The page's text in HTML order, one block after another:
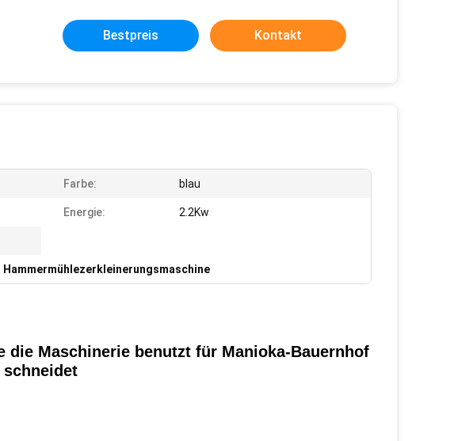
Bestpreis Kontakt
Farbe: blau
Energie: 2.2Kw
Hammermühlezerkleinerungsmaschine
Maschinerie benutzt für Manioka-Bauernhof
schneidet